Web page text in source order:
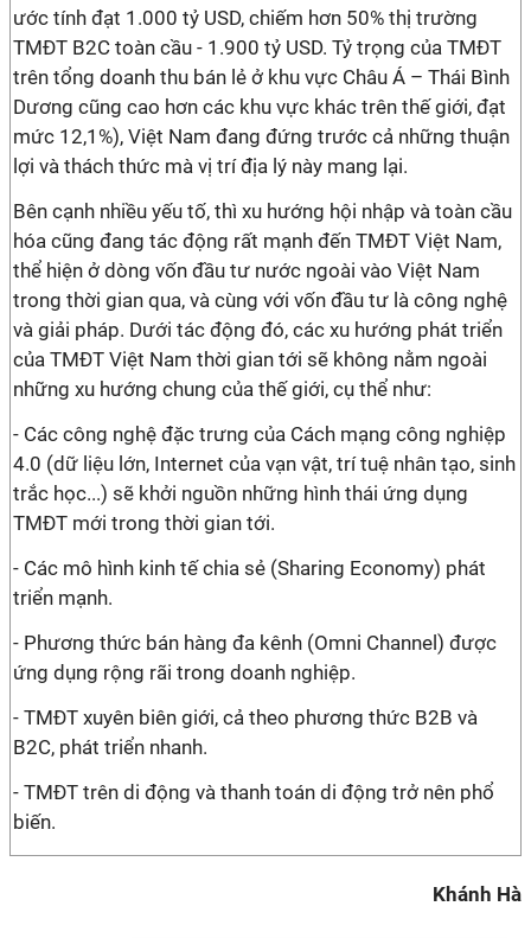
ước tính đạt 1.000 tỷ USD, chiếm hơn 50% thị trường
TMĐT B2C toàn cầu - 1.900 tỷ USD. Tỷ trọng của TMĐT
trên tổng doanh thu bán lẻ ở khu vực Châu Á – Thái Bình
Dương cũng cao hơn các khu vực khác trên thế giới, đạt
mức 12,1%), Việt Nam đang đứng trước cả những thuận
lợi và thách thức mà vị trí địa lý này mang lại.
Bên cạnh nhiều yếu tố, thì xu hướng hội nhập và toàn cầu
hóa cũng đang tác động rất mạnh đến TMĐT Việt Nam,
thể hiện ở dòng vốn đầu tư nước ngoài vào Việt Nam
trong thời gian qua, và cùng với vốn đầu tư là công nghệ
và giải pháp. Dưới tác động đó, các xu hướng phát triển
của TMĐT Việt Nam thời gian tới sẽ không nằm ngoài
những xu hướng chung của thế giới, cụ thể như:
- Các công nghệ đặc trưng của Cách mạng công nghiệp
4.0 (dữ liệu lớn, Internet của vạn vật, trí tuệ nhân tạo, sinh
trắc học...) sẽ khởi nguồn những hình thái ứng dụng
TMĐT mới trong thời gian tới.
- Các mô hình kinh tế chia sẻ (Sharing Economy) phát
triển mạnh.
- Phương thức bán hàng đa kênh (Omni Channel) được
ứng dụng rộng rãi trong doanh nghiệp.
- TMĐT xuyên biên giới, cả theo phương thức B2B và
B2C, phát triển nhanh.
- TMĐT trên di động và thanh toán di động trở nên phổ
biến.
Khánh Hà